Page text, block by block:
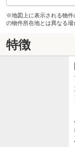
※地図上に表示される物件
の物件所在地とは異なる場
特徴